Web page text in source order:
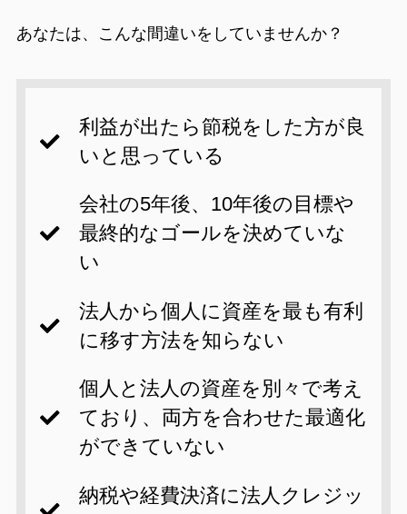
あなたは、こんな間違いをしていませんか？
利益が出たら節税をした方が良
いと思っている
会社の5年後、10年後の目標や
最終的なゴールを決めていな
い
法人から個人に資産を最も有利
に移す方法を知らない
個人と法人の資産を別々で考え
ており、両方を合わせた最適化
ができていない
納税や経費決済に法人クレジッ